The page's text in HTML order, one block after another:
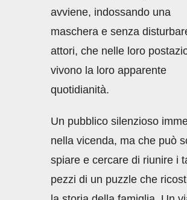
avviene, indossando una
maschera e senza
attori, che nelle loro
vivono la loro apparente
quotidianità.
Un pubblico silenzioso
nella vicenda, ma che può
spiare e cercare di riunire i
pezzi di un puzzle che